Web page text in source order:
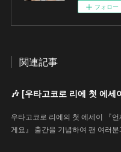
フォロー
関連記事
우타고코로 리에의 첫 에세이 『
게요』 출간을 기념하여 팬 여러